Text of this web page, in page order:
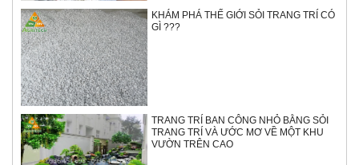
KHÁM PHÁ THẾ GIỚI SỎI TRANG TRÍ CÓ
GÌ ???
TRANG TRÍ BAN CÔNG NHỎ BẰNG SỎI
TRANG TRÍ VÀ ƯỚC MƠ VỀ MỘT KHU
VƯỜN TRÊN CAO